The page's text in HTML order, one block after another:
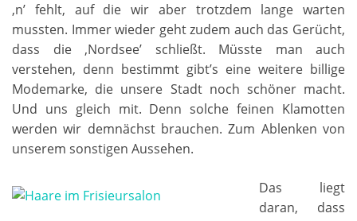
‚n’ fehlt, auf die wir aber trotzdem lange warten
mussten. Immer wieder geht zudem auch das Gerücht,
dass die ‚Nordsee’ schließt. Müsste man auch
verstehen, denn bestimmt gibt’s eine weitere billige
Modemarke, die unsere Stadt noch schöner macht.
Und uns gleich mit. Denn solche feinen Klamotten
werden wir demnächst brauchen. Zum Ablenken von
unserem sonstigen Aussehen.
Das liegt
daran, dass